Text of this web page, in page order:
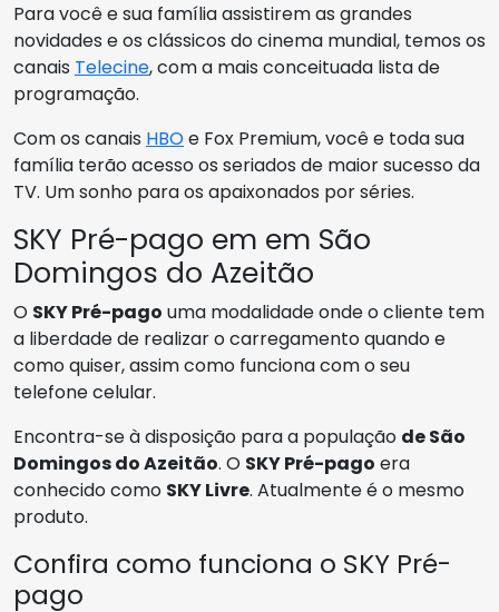
Para você e sua família assistirem as grandes
novidades e os clássicos do cinema mundial, temos os
canais Telecine, com a mais conceituada lista de
programação.
Com os canais HBOe Fox Premium, você e toda sua
família terão acesso os seriados de maior sucesso da
TV. Um sonho para os apaixonados por séries.
SKY Pré-pago em em São
Domingos do Azeitão
O SKY Pré-pago uma modalidade onde o cliente tem
a liberdade de realizar o carregamento quando e
como quiser, assim como funciona com o seu
telefone celular.
Encontra-se à disposição para a população de São
Domingos do Azeitão. O SKY Pré-pago era
conhecido como SKY Livre. Atualmente é o mesmo
produto.
Confira como funciona o SKY Pré-
pago